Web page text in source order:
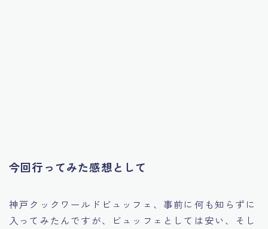
今回行ってみた感想として
神戸クックワールドビュッフェ、事前に何も知らずに
入ってみたんですが、ビュッフェとしては安い、そし